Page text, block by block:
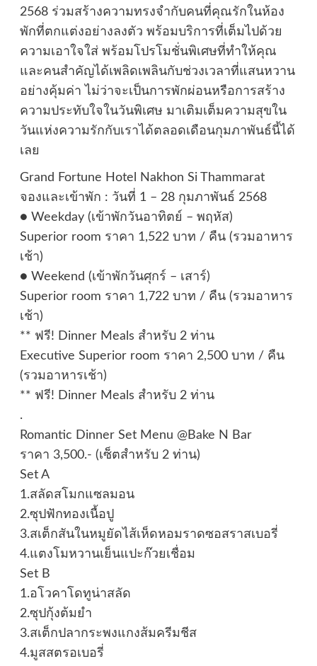
2568 ร่วมสร้างความทรงจำกับคนที่คุณรักในห้อง
พักที่ตกแต่งอย่างลงตัว พร้อมบริการที่เต็มไปด้วย
ความเอาใจใส่ พร้อมโปรโมชั่นพิเศษที่ทำให้คุณ
และคนสำคัญได้เพลิดเพลินกับช่วงเวลาที่แสนหวาน
อย่างคุ้มค่า ไม่ว่าจะเป็นการพักผ่อนหรือการสร้าง
ความประทับใจในวันพิเศษ มาเติมเต็มความสุขใน
วันแห่งความรักกับเราได้ตลอดเดือนกุมภาพันธ์นี้ได้
เลย
Grand Fortune Hotel Nakhon Si Thammarat
จองและเข้าพัก : วันที่ 1 – 28 กุมภาพันธ์ 2568
● Weekday (เข้าพักวันอาทิตย์ – พฤหัส)
Superior room ราคา 1,522 บาท / คืน (รวมอาหาร
เช้า)
● Weekend (เข้าพักวันศุกร์ – เสาร์)
Superior room ราคา 1,722 บาท / คืน (รวมอาหาร
เช้า)
** ฟรี! Dinner Meals สำหรับ 2 ท่าน
Executive Superior room ราคา 2,500 บาท / คืน
(รวมอาหารเช้า)
** ฟรี! Dinner Meals สำหรับ 2 ท่าน
.
Romantic Dinner Set Menu @Bake N Bar
ราคา 3,500.- (เซ็ตสำหรับ 2 ท่าน)
Set A
1.สลัดสโมกแซลมอน
2.ซุปฟักทองเนื้อปู
3.สเต็กสันในหมูยัดไส้เห็ดหอมราดซอสราสเบอรี่
4.แตงโมหวานเย็นแปะก๊วยเชื่อม
Set B
1.อโวคาโดทูน่าสลัด
2.ซุปกุ้งต้มยำ
3.สเต็กปลากระพงแกงส้มครีมชีส
4.มูสสตรอเบอรี่